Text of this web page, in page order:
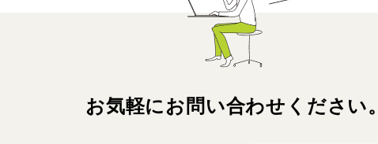
お気軽にお問い合わせください。